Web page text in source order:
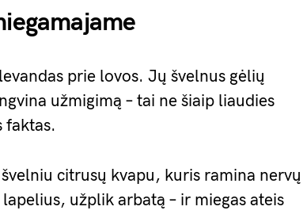
prie lovos. Jų švelnus gėlių
užmigimą – tai ne šiaip liaudies
faktas.
citrusų kvapu, kuris ramina nervų
užplik arbatą – ir miegas ateis